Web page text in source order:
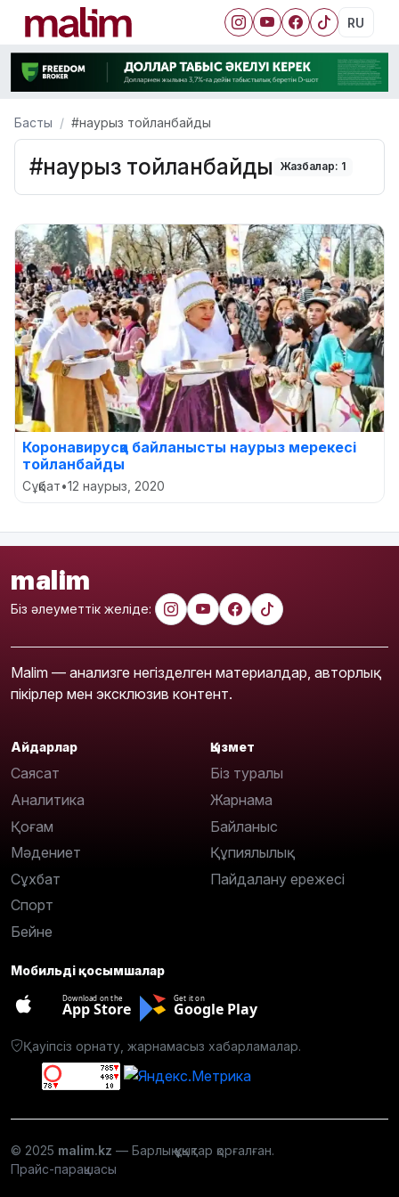
RU
Басты #наурыз тойланбайды
#наурыз тойланбайды Жазбалар: 1
Коронавирусқа байланысты наурыз мерекесі
тойланбайды
Сұқбат•12 наурыз, 2020
malim
Біз әлеуметтік желіде:
Malim — анализге негізделген материалдар, авторлық
пікірлер мен эксклюзив контент.
Айдарлар
Саясат
Аналитика
Қоғам
Мәдениет
Сұхбат
Спорт
Бейне
Қызмет
Біз туралы
Жарнама
Байланыс
Құпиялылық
Пайдалану ережесі
Мобильді қосымшалар
Download on the
App Store
Get it on
Google Play
Қауіпсіз орнату, жарнамасыз хабарламалар.
© 2025 malim.kz — Барлық құқықтар қорғалған.
Прайс-парақшасы